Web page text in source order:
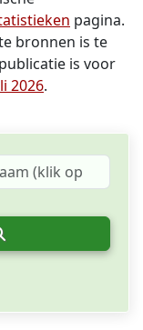
pagina.
bronnen is te
is voor
2026.